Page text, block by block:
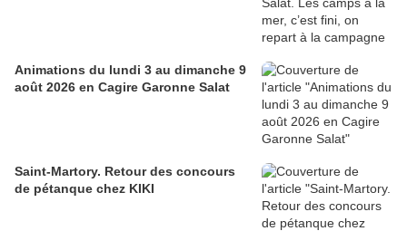
Animations du lundi 3 au dimanche 9
août 2026 en Cagire Garonne Salat
Saint-Martory. Retour des concours
de pétanque chez KIKI